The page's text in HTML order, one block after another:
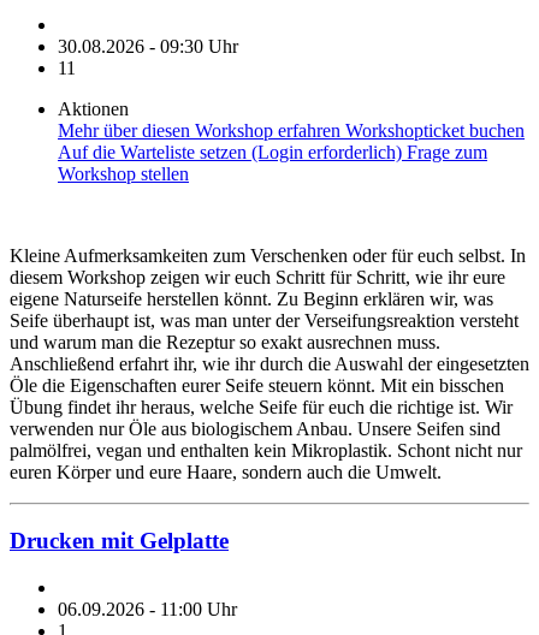
30.08.2026 - 09:30 Uhr
11
Aktionen
Mehr über diesen Workshop erfahren Workshopticket buchen
Auf die Warteliste setzen (Login erforderlich) Frage zum
Workshop stellen
Kleine Aufmerksamkeiten zum Verschenken oder für euch selbst. In
diesem Workshop zeigen wir euch Schritt für Schritt, wie ihr eure
eigene Naturseife herstellen könnt. Zu Beginn erklären wir, was
Seife überhaupt ist, was man unter der Verseifungsreaktion versteht
und warum man die Rezeptur so exakt ausrechnen muss.
Anschließend erfahrt ihr, wie ihr durch die Auswahl der eingesetzten
Öle die Eigenschaften eurer Seife steuern könnt. Mit ein bisschen
Übung findet ihr heraus, welche Seife für euch die richtige ist. Wir
verwenden nur Öle aus biologischem Anbau. Unsere Seifen sind
palmölfrei, vegan und enthalten kein Mikroplastik. Schont nicht nur
euren Körper und eure Haare, sondern auch die Umwelt.
Drucken mit Gelplatte
06.09.2026 - 11:00 Uhr
1